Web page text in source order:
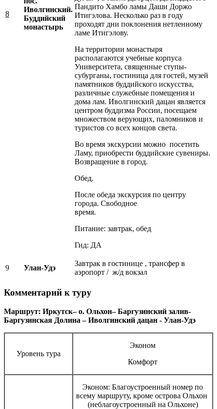
8
Иволгинский.
Буддийский
монастырь
Пандито Хамбо ламы Даши Доржо
Итигэлова. Несколько раз в году
проходят дни поклонения нетленному
ламе Итигэлову.
На территории монастыря
располагаются учебные корпуса
Университета, священные ступы-
субурганы, гостиница для гостей, музей
памятников буддийского искусства,
различные служебные помещения и
дома лам. Иволгинский дацан является
центром буддизма России, посещаем
множеством верующих, паломников и
туристов со всех концов света.
Во время экскурсии можно посетить
Ламу, приобрести буддийские сувениры.
Возвращение в город.
Обед.
После обеда экскурсия по центру
города. Свободное
время.
Питание: завтрак, обед
Гид: ДА
9 Улан-Удэ
Завтрак в гостинице , трансфер в
аэропорт / ж/д вокзал
Комментарий к туру
Маршрут: Иркутск– о. Ольхон– Баргузинский залив-
Баргузинская Долина –Иволгинский дацан - Улан-Удэ
Уровень тура
Эконом
Комфорт
Эконом: Благоустроенный номер по
всему маршруту, кроме острова Ольхон
(неблагоустроенный на Ольхоне)